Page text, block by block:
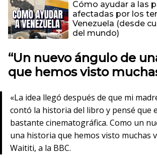
Cómo ayudar a las
afectadas por los
Venezuela (desde
del mundo)
“Un nuevo ángulo de
que hemos visto
«La idea llegó después de que mi
contó la historia del libro y pensé que
bastante cinematográfica. Como un
una historia que hemos visto muchas
Waititi, a la BBC.